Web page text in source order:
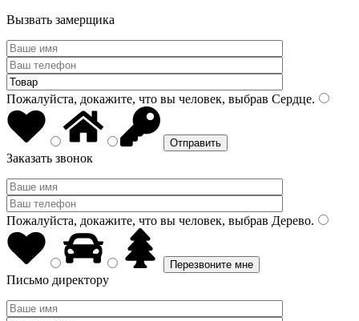
Вызвать замерщика
Пожалуйста, докажите, что вы человек, выбрав Сердце.
Заказать звонок
Пожалуйста, докажите, что вы человек, выбрав Дерево.
Письмо директору